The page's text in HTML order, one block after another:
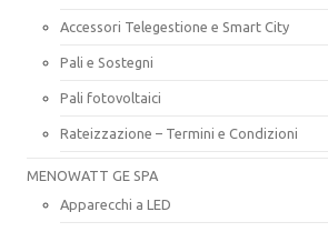
Accessori Telegestione e Smart City
Pali e Sostegni
Pali fotovoltaici
Rateizzazione – Termini e Condizioni
MENOWATT GE SPA
Apparecchi a LED